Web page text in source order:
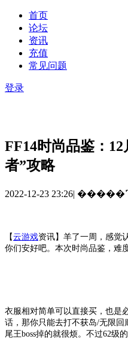
首页
论坛
资讯
充值
常见问题
登录
FF14时尚品鉴：
者”攻略
2022-12-23 23:26|
【云游戏资讯】 羊了一周，感觉
你们安好吧。本次时尚品鉴，难
衣服相对简单可以直接买，也是
话，那你只能去打不获岛/无限
尾王boss掉的就很烦。不过62级